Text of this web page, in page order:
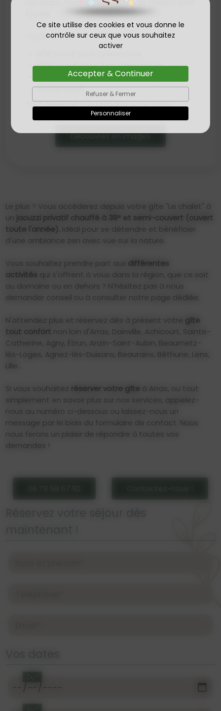
Ce site utilise des cookies et vous donne le
contrôle sur ceux que vous souhaitez
activer
Accepter & Continuer
Refuser & Fermer
Personnaliser
Les draps, torchon, serviettes de douche sont
Tarifs :
100€ la nuit pour 3 ou 4 personnes
en semaine)
Tarif dégressif à la semaine ou au mois.
Découvrez en images
Le plus ? Vous accéderez depuis votre gîte "Le chalet" à
un jacuzzi privatif chauffé à 38° et semi-couvert (ouvert
toute l'année). Idéal pour se détendre et bénéficier
d'une ambiance zen avec vue sur la nature.
Vous souhaitez prendre part aux différentes
activités qui s'offrent à vous dans la région, que ce soit
au domaine ou en dehors ? N'hésitez pas à nous
demander conseil ou à consulter notre page dédiée.
N'attendez plus et réservez dès à présent votre gîte
tout confort non loin d'Arras, Dainville, Achicourt, Sainte-
Catherine, Agny, Étrun, Anzin-Saint-Aubin, Beaumetz-
lès-Loges, Agnez-lès-Duisans, Beaurains, Béthune, Lens,
Lille...
Si vous souhaitez réserver votre gîte à Arras, ou tout
simplement en savoir plus sur nos services, appelez-
nous au numéro ci-dessous ou laissez-nous un
message par le biais du formulaire de contact. Nous
nous ferons un plaisir de répondre à toutes vos
demandes !